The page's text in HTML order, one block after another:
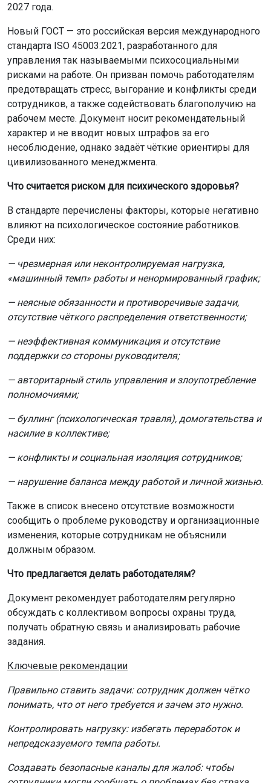
2027 года.
Новый ГОСТ — это российская версия международного
стандарта ISO 45003:2021, разработанного для
управления так называемыми психосоциальными
рисками на работе. Он призван помочь работодателям
предотвращать стресс, выгорание и конфликты среди
сотрудников, а также содействовать благополучию на
рабочем месте. Документ носит рекомендательный
характер и не вводит новых штрафов за его
несоблюдение, однако задаёт чёткие ориентиры для
цивилизованного менеджмента.
Что считается риском для психического здоровья?
В стандарте перечислены факторы, которые негативно
влияют на психологическое состояние работников.
Среди них:
— чрезмерная или неконтролируемая нагрузка,
«машинный темп» работы и ненормированный график;
— неясные обязанности и противоречивые задачи,
отсутствие чёткого распределения ответственности;
— неэффективная коммуникация и отсутствие
поддержки со стороны руководителя;
— авторитарный стиль управления и злоупотребление
полномочиями;
— буллинг (психологическая травля), домогательства и
насилие в коллективе;
— конфликты и социальная изоляция сотрудников;
— нарушение баланса между работой и личной жизнью.
Также в список внесено отсутствие возможности
сообщить о проблеме руководству и организационные
изменения, которые сотрудникам не объяснили
должным образом.
Что предлагается делать работодателям?
Документ рекомендует работодателям регулярно
обсуждать с коллективом вопросы охраны труда,
получать обратную связь и анализировать рабочие
задания.
Ключевые рекомендации
Правильно ставить задачи: сотрудник должен чётко
понимать, что от него требуется и зачем это нужно.
Контролировать нагрузку: избегать переработок и
непредсказуемого темпа работы.
Создавать безопасные каналы для жалоб: чтобы